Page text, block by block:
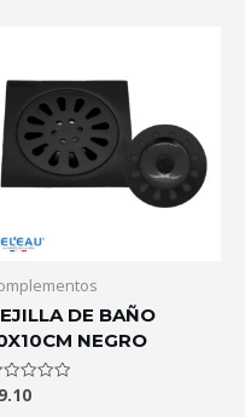
DE BAÑO
NEGRO
9.10